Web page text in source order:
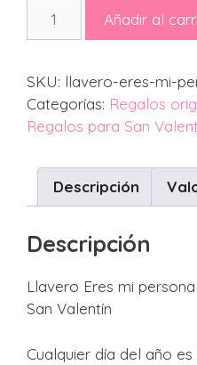
Eres
persona
favorita.
Idea
San
Valentín
cantidad
Añadir al
SKU: llavero-eres-mi-
Categorías: Regalos
Regalos para San
Descripción
Descripción
Llavero Eres mi
San Valentín
Cualquier día del año